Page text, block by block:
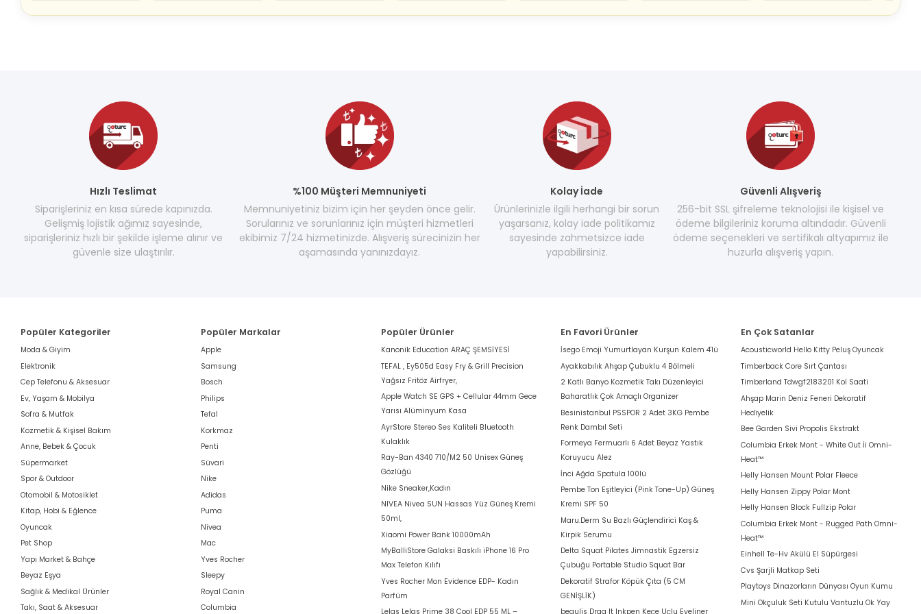
Hızlı Teslimat
Siparişleriniz en kısa sürede kapınızda.
Gelişmiş lojistik ağımız sayesinde,
siparişleriniz hızlı bir şekilde işleme alınır ve
güvenle size ulaştırılır.
%100 Müşteri Memnuniyeti
Memnuniyetiniz bizim için her şeyden önce gelir.
Sorularınız ve sorunlarınız için müşteri hizmetleri
ekibimiz 7/24 hizmetinizde. Alışveriş sürecinizin her
aşamasında yanınızdayız.
Kolay İade
Ürünlerinizle ilgili herhangi bir sorun
yaşarsanız, kolay iade politikamız
sayesinde zahmetsizce iade
yapabilirsiniz.
Güvenli Alışveriş
256-bit SSL şifreleme teknolojisi ile kişisel ve
ödeme bilgileriniz koruma altındadır. Güvenli
ödeme seçenekleri ve sertifikalı altyapımız ile
huzurla alışveriş yapın.
Popüler Kategoriler
Moda & Giyim
Elektronik
Cep Telefonu & Aksesuar
Ev, Yaşam & Mobilya
Sofra & Mutfak
Kozmetik & Kişisel Bakım
Anne, Bebek & Çocuk
Süpermarket
Spor & Outdoor
Otomobil & Motosiklet
Kitap, Hobi & Eğlence
Oyuncak
Pet Shop
Yapı Market & Bahçe
Beyaz Eşya
Sağlık & Medikal Ürünler
Takı, Saat & Aksesuar
Popüler Markalar
Apple
Samsung
Bosch
Philips
Tefal
Korkmaz
Penti
Süvari
Nike
Adidas
Puma
Nivea
Mac
Yves Rocher
Sleepy
Royal Canin
Columbia
Popüler Ürünler
Kanonik Education ARAÇ ŞEMSİYESİ
TEFAL , Ey505d Easy Fry & Grill Precision
Yağsız Fritöz Airfryer,
Apple Watch SE GPS + Cellular 44mm Gece
Yarısı Alüminyum Kasa
AyrStore Stereo Ses Kaliteli Bluetooth
Kulaklık
Ray-Ban 4340 710/M2 50 Unisex Güneş
Gözlüğü
Nike Sneaker,Kadın
NIVEA Nivea SUN Hassas Yüz Güneş Kremi
50ml,
Xiaomi Power Bank 10000mAh
MyBalliStore Galaksi Baskılı iPhone 16 Pro
Max Telefon Kılıfı
Yves Rocher Mon Evidence EDP- Kadın
Parfüm
Lelas Lelas Prime 38 Cool EDP 55 ML –
En Favori Ürünler
İsego Emoji Yumurtlayan Kurşun Kalem 4'lü
Ayakkabılık Ahşap Çubuklu 4 Bölmeli
2 Katlı Banyo Kozmetik Takı Düzenleyici
Baharatlık Çok Amaçlı Organizer
Besinistanbul PSSPOR 2 Adet 3KG Pembe
Renk Dambıl Seti
Formeya Fermuarlı 6 Adet Beyaz Yastık
Koruyucu Alez
İnci Ağda Spatula 100lü
Pembe Ton Eşitleyici (Pink Tone-Up) Güneş
Kremi SPF 50
Maru.Derm Su Bazlı Güçlendirici Kaş &
Kirpik Serumu
Delta Squat Pilates Jimnastik Egzersiz
Çubuğu Portable Studio Squat Bar
Dekoratif Strafor Köpük Çıta (5 CM
GENİŞLİK)
beaulis Drag It Inkpen Keçe Uçlu Eyeliner
En Çok Satanlar
Acousticworld Hello Kitty Peluş Oyuncak
Timberback Core Sırt Çantası
Timberland Tdwgf2183201 Kol Saati
Ahşap Marin Deniz Feneri Dekoratif
Hediyelik
Bee Garden Sivi Propolis Ekstrakt
Columbia Erkek Mont - White Out İi Omni-
Heat™
Helly Hansen Mount Polar Fleece
Helly Hansen Zippy Polar Mont
Helly Hansen Block Fullzip Polar
Columbia Erkek Mont - Rugged Path Omni-
Heat™
Einhell Te-Hv Akülü El Süpürgesi
Cvs Şarjli Matkap Seti
Playtoys Dinazorların Dünyası Oyun Kumu
Mini Okçuluk Seti Kutulu Vantuzlu Ok Yay